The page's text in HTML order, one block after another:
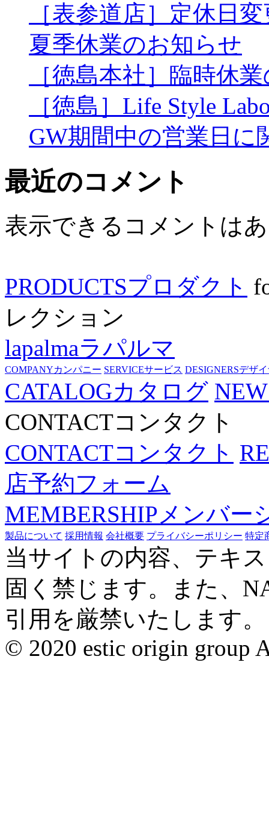
［表参道店］定休日
夏季休業のお知らせ
［徳島本社］臨時休
［徳島］Life Style
GW期間中の営業日に
最近のコメント
表示できるコメントは
PRODUCTSプロダクト
レクション
lapalmaラパルマ
COMPANYカンパニー SERVICEサービス DESIGNERSデザ
CATALOGカタログ
CONTACTコンタクト
CONTACTコンタクト
店予約フォーム
MEMBERSHIPメンバー
製品について 採用情報 会社概要 プライバシーポリシー 特定
当サイトの内容、テキ
固く禁じます。また、
引用を厳禁いたします。
© 2020 estic origin group